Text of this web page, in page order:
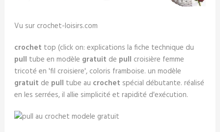
Vu sur crochet-loisirs.com
crochet top (click on: explications la fiche technique du
pull tube en modèle gratuit de pull croisière femme
tricoté en 'fil croisiere', coloris framboise. un modèle
gratuit de pull tube au crochet spécial débutante. réalisé
en les serrées, il allie simplicité et rapidité d'exécution.